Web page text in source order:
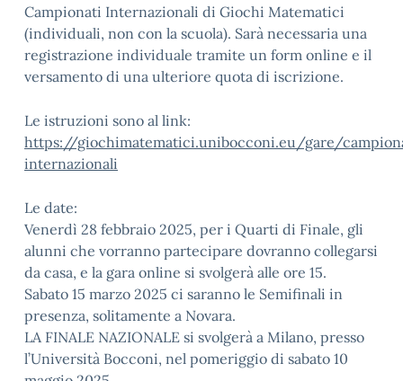
Campionati Internazionali di Giochi Matematici
(individuali, non con la scuola). Sarà necessaria una
registrazione individuale tramite un form online e il
versamento di una ulteriore quota di iscrizione.
Le istruzioni sono al link:
https://giochimatematici.unibocconi.eu/gare/
internazionali
Le date:
Venerdì 28 febbraio 2025, per i Quarti di Finale, gli
alunni che vorranno partecipare dovranno collegarsi
da casa, e la gara online si svolgerà alle ore 15.
Sabato 15 marzo 2025 ci saranno le Semifinali in
presenza, solitamente a Novara.
LA FINALE NAZIONALE si svolgerà a Milano, presso
l’Università Bocconi, nel pomeriggio di sabato 10